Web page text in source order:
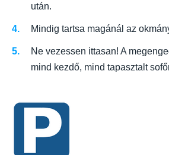
után.
Mindig tartsa magánál az
Ne vezessen ittasan! A
mind kezdő, mind tapasztalt